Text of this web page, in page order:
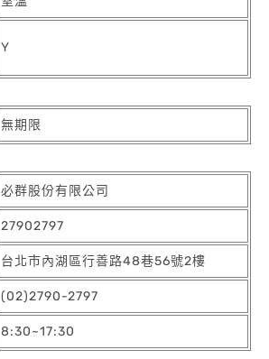
Y
無期限
必群股份有限公司
27902797
台北市內湖區行善路48巷56號2樓
(02)2790-2797
8:30~17:30